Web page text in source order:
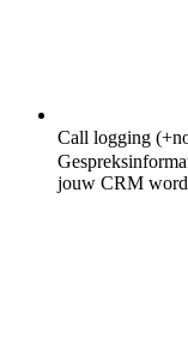
Call logging
jouw CRM